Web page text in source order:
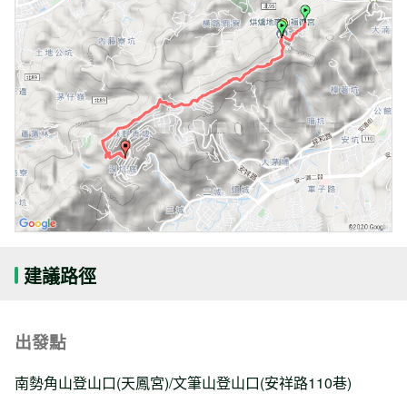
建議路徑
出發點
南勢角山登山口(天鳳宮)/文筆山登山口(安祥路110巷)